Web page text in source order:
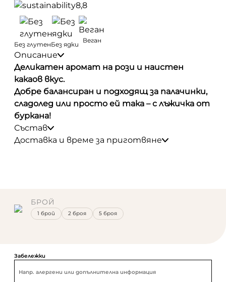
8,8
Без глутенБез ядки
Веган
Описание
Деликатен аромат на рози и наистен
какаов вкус.
Добре балансиран и подходящ за палачинки,
сладолед или просто ей така – с лъжичка от
буркана!
Състав
Какао, шоколад /какао, какаова маса, захар,
Доставка и време за приготвяне
БРОЙ
1 брой 2 броя 5 броя
Забележки